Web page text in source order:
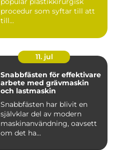
procedur som syftar till att
till...
11. jul
Snabbfästen för effektivare
arbete med grävmaskin
och lastmaskin
Snabbfästen har blivit en
självklar del av modern
maskinanvändning, oavsett
om det ha...